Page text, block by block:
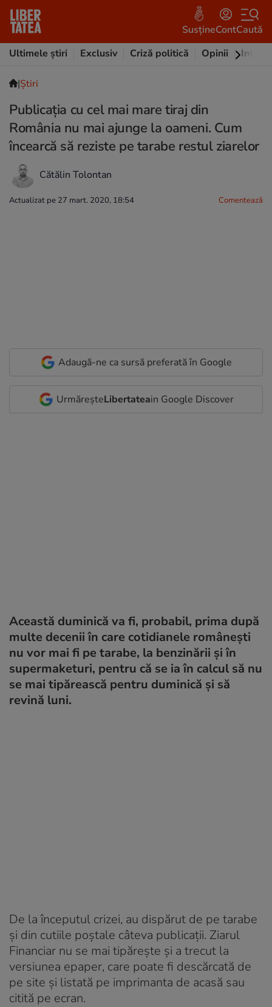
SusțineContCaută
Ultimele știri
Exclusiv Criză politică Opinii
|Ştiri
Publicația cu cel mai mare tiraj din
România nu mai ajunge la oameni. Cum
încearcă să reziste pe tarabe restul ziarelor
Cătălin Tolontan
Actualizat pe 27 mart. 2020, 18:54 Comentează
Adaugă-ne ca sursă preferată în Google
UrmăreșteLibertateain Google Discover
Această duminică va fi, probabil, prima după
multe decenii în care cotidianele românești
nu vor mai fi pe tarabe, la benzinării și în
supermaketuri, pentru că se ia în calcul să nu
se mai tipărească pentru duminică și să
revină luni.
De la începutul crizei, au dispărut de pe tarabe
și din cutiile poștale câteva publicații. Ziarul
Financiar nu se mai tipărește și a trecut la
versiunea epaper, care poate fi descărcată de
pe site și listată pe imprimanta de acasă sau
citită pe ecran.